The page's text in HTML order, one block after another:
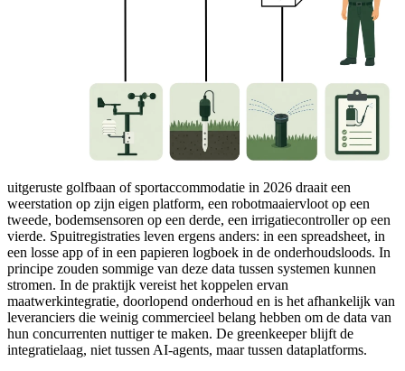
uitgeruste golfbaan of sportaccommodatie in 2026 draait een
weerstation op zijn eigen platform, een robotmaaiervloot op een
tweede, bodemsensoren op een derde, een irrigatiecontroller op een
vierde. Spuitregistraties leven ergens anders: in een spreadsheet, in
een losse app of in een papieren logboek in de onderhoudsloods. In
principe zouden sommige van deze data tussen systemen kunnen
stromen. In de praktijk vereist het koppelen ervan
maatwerkintegratie, doorlopend onderhoud en is het afhankelijk van
leveranciers die weinig commercieel belang hebben om de data van
hun concurrenten nuttiger te maken. De greenkeeper blijft de
integratielaag, niet tussen AI-agents, maar tussen dataplatforms.